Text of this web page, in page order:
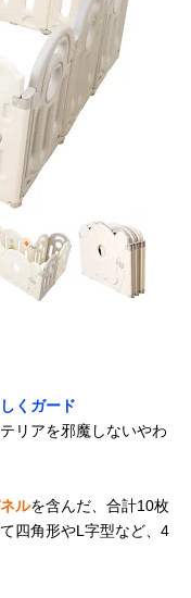
くガード
リアを邪魔しないやわ
ルを含んだ、合計10枚
四角形やL字型など、4